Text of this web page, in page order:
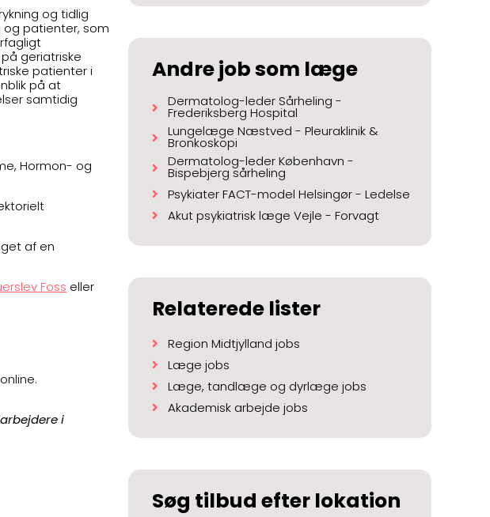
og tidlig
og patienter, som
geriatriske
patienter i
på at
samtidig
Hormon- og
af en
Foss eller
i
Andre job som læge
Dermatolog-leder Sårheling -
Frederiksberg Hospital
Lungelæge Næstved - Pleuraklinik &
Bronkoskopi
Dermatolog-leder København -
Bispebjerg sårheling
Psykiater FACT-model Helsingør - Ledelse
Akut psykiatrisk læge Vejle - Forvagt
Relaterede lister
Region Midtjylland jobs
Læge jobs
Læge, tandlæge og dyrlæge jobs
Akademisk arbejde jobs
Søg tilbud efter lokation